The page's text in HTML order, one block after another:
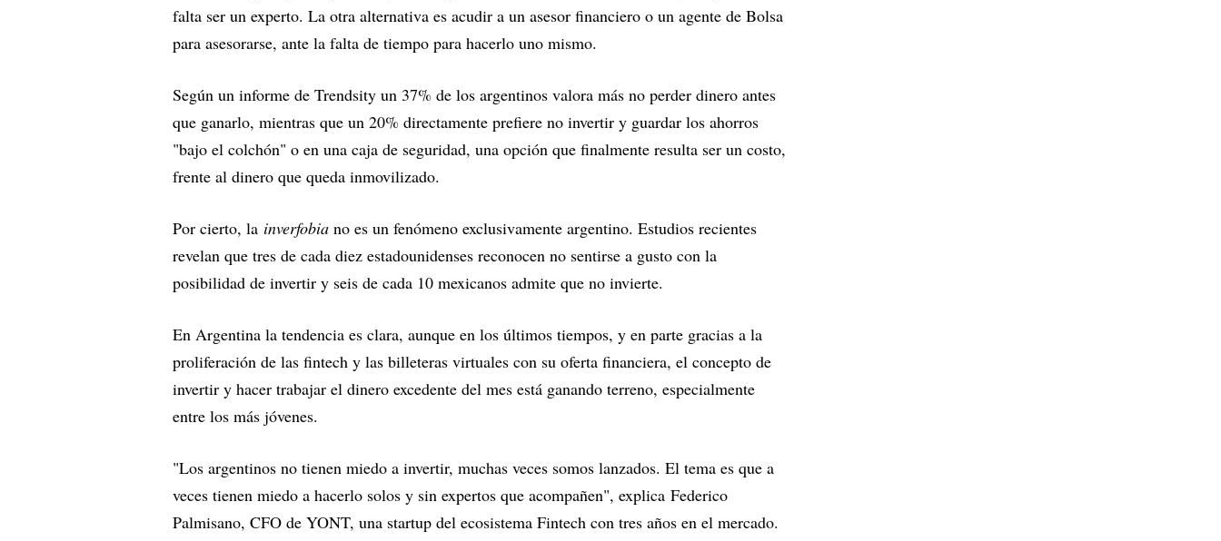
falta ser un experto. La otra alternativa es acudir a un asesor financiero o un agente de Bolsa
para asesorarse, ante la falta de tiempo para hacerlo uno mismo.
Según un informe de Trendsity un 37% de los argentinos valora más no perder dinero antes
que ganarlo, mientras que un 20% directamente prefiere no invertir y guardar los ahorros
"bajo el colchón" o en una caja de seguridad, una opción que finalmente resulta ser un costo,
frente al dinero que queda inmovilizado.
Por cierto, la inverfobia no es un fenómeno exclusivamente argentino. Estudios recientes
revelan que tres de cada diez estadounidenses reconocen no sentirse a gusto con la
posibilidad de invertir y seis de cada 10 mexicanos admite que no invierte.
En Argentina la tendencia es clara, aunque en los últimos tiempos, y en parte gracias a la
proliferación de las fintech y las billeteras virtuales con su oferta financiera, el concepto de
invertir y hacer trabajar el dinero excedente del mes está ganando terreno, especialmente
entre los más jóvenes.
"Los argentinos no tienen miedo a invertir, muchas veces somos lanzados. El tema es que a
veces tienen miedo a hacerlo solos y sin expertos que acompañen", explica Federico
Palmisano, CFO de YONT, una startup del ecosistema Fintech con tres años en el mercado.